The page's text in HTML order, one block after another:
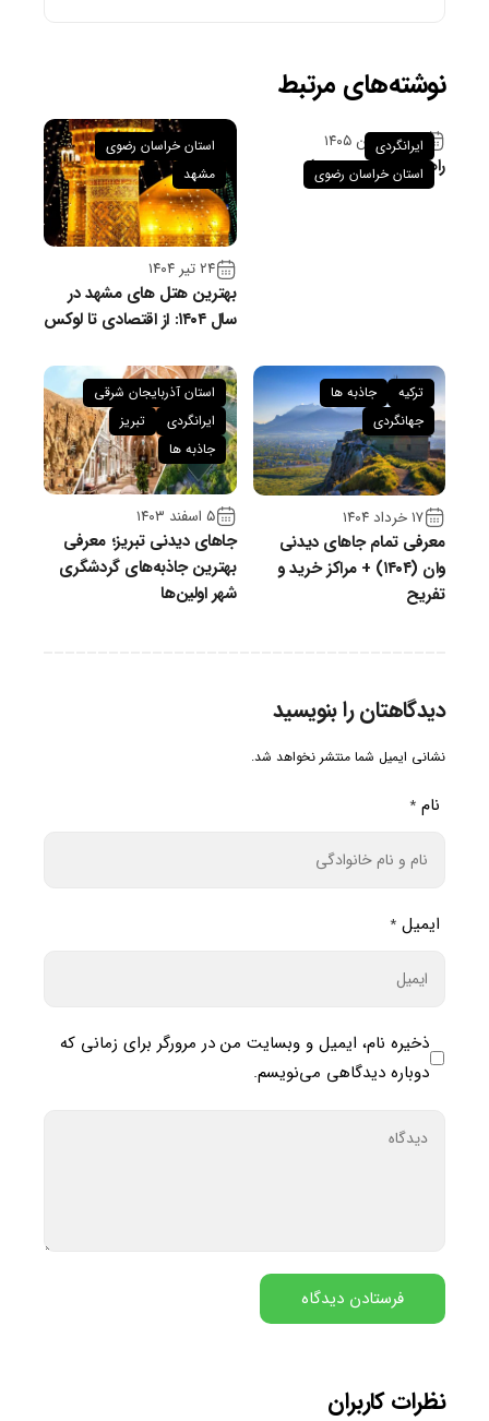
نوشته‌های مرتبط
۲۶ فروردین ۱۴۰۵
راهنمای سفر به سبزوار
ایرانگردی
استان خراسان رضوی
۲۴ تیر ۱۴۰۴
بهترین هتل های مشهد در
سال ۱۴۰۴: از اقتصادی تا لوکس
استان خراسان رضوی
مشهد
۱۷ خرداد ۱۴۰۴
معرفی تمام جاهای دیدنی
وان (۱۴۰۴) + مراکز خرید و
تفریح
ترکیه
جاذبه ها
جهانگردی
۵ اسفند ۱۴۰۳
جاهای دیدنی تبریز؛ معرفی
بهترین جاذبه‌های گردشگری
شهر اولین‌ها
استان آذربایجان شرقی
ایرانگردی
تبریز
جاذبه ها
دیدگاهتان را بنویسید
نشانی ایمیل شما منتشر نخواهد شد.
نام *
ایمیل *
ذخیره نام، ایمیل و وبسایت من در مرورگر برای زمانی که
دوباره دیدگاهی می‌نویسم.
نظرات کاربران